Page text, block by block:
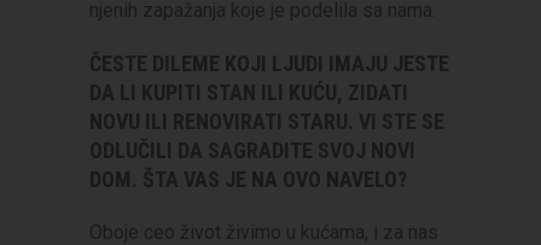
njenih zapažanja koje je podelila sa nama.
ČESTE DILEME KOJI LJUDI IMAJU JESTE
DA LI KUPITI STAN ILI KUĆU, ZIDATI
NOVU ILI RENOVIRATI STARU. VI STE SE
ODLUČILI DA SAGRADITE SVOJ NOVI
DOM. ŠTA VAS JE NA OVO NAVELO?
Oboje ceo život živimo u kućama, i za nas